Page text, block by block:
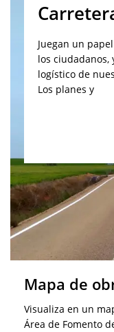
Juegan un
los ciudadanos,
logístico de
Los planes y
Mapa de
Visualiza en un
Área de Fomento